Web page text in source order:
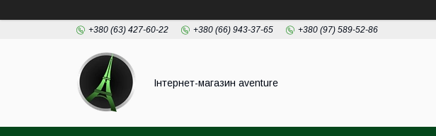
+380 (63) 427-60-22 +380 (66) 943-37-65 +380 (97) 589-52-86
Інтернет-магазин aventure